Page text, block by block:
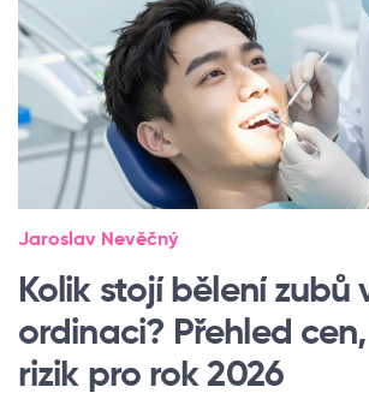
Jaroslav Nevěčný
Kolik stojí bělení zubů
ordinaci? Přehled
rizik pro rok 2026